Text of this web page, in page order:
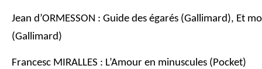
Jean d’ORMESSON : Guide des égarés (Gallimard), Et
(Gallimard)
Francesc MIRALLES : L’Amour en minuscules (Pocket)